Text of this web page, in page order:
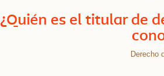
¿Quién es el titular de
Derecho